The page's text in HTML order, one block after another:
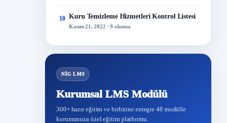
10 Kuru Temizleme Hizmetleri Kontrol Listesi
Kasım 21, 2022 · 9 okuma
NİG LMS
Kurumsal LMS Modülü
300+ hazır eğitim ve birbirine entegre 48 modülle
kurumunuza özel eğitim platformu.